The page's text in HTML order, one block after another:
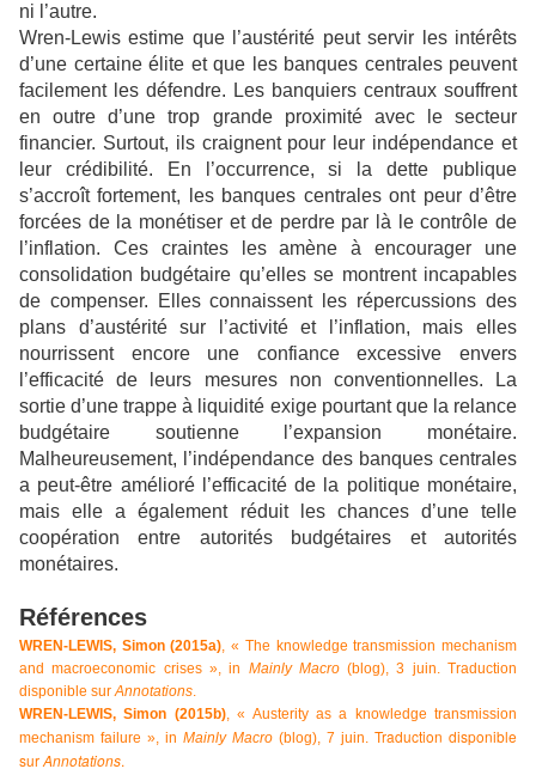
ni l’autre.
Wren-Lewis estime que l’austérité peut servir les intérêts
d’une certaine élite et que les banques centrales peuvent
facilement les défendre. Les banquiers centraux souffrent
en outre d’une trop grande proximité avec le secteur
financier. Surtout, ils craignent pour leur indépendance et
leur crédibilité. En l’occurrence, si la dette publique
s’accroît fortement, les banques centrales ont peur d’être
forcées de la monétiser et de perdre par là le contrôle de
l’inflation. Ces craintes les amène à encourager une
consolidation budgétaire qu’elles se montrent incapables
de compenser. Elles connaissent les répercussions des
plans d’austérité sur l’activité et l’inflation, mais elles
nourrissent encore une confiance excessive envers
l’efficacité de leurs mesures non conventionnelles. La
sortie d’une trappe à liquidité exige pourtant que la relance
budgétaire soutienne l’expansion monétaire.
Malheureusement, l’indépendance des banques centrales
a peut-être amélioré l’efficacité de la politique monétaire,
mais elle a également réduit les chances d’une telle
coopération entre autorités budgétaires et autorités
monétaires.
Références
WREN-LEWIS, Simon (2015a), « The knowledge transmission mechanism
and macroeconomic crises », in Mainly Macro(blog), 3 juin. Traduction
disponible surAnnotations.
WREN-LEWIS, Simon (2015b), « Austerity as a knowledge transmission
mechanism failure », in Mainly Macro (blog), 7 juin. Traduction disponible
surAnnotations.